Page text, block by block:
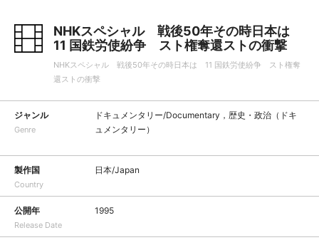
NHKスペシャル 戦後50年その時日本は
11 国鉄労使紛争 スト権奪還ストの衝撃
NHKスペシャル 戦後50年その時日本は 11 国鉄労使紛争 スト権奪
還ストの衝撃
ジャンル
Genre
ドキュメンタリー/Documentary，歴史・政治（ドキ
ュメンタリー）
製作国
Country
日本/Japan
公開年
Release Date
1995